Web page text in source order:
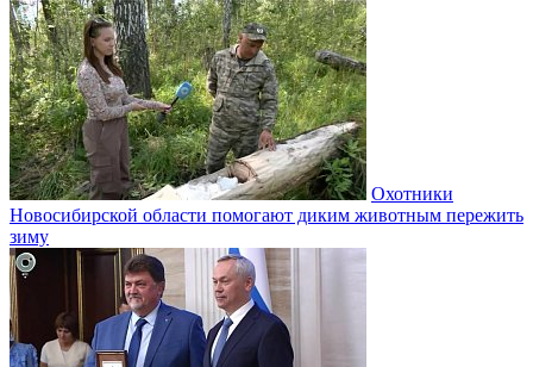
Охотники
Новосибирской области помогают диким животным пережить
зиму